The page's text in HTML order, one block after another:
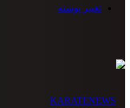
تغییر پوسته